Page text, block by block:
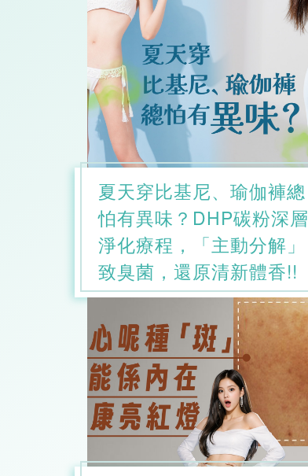
夏天穿比基尼、瑜伽褲總
怕有異味？DHP碳粉深層
淨化療程，「主動分解」
致臭菌，還原清新體香!!